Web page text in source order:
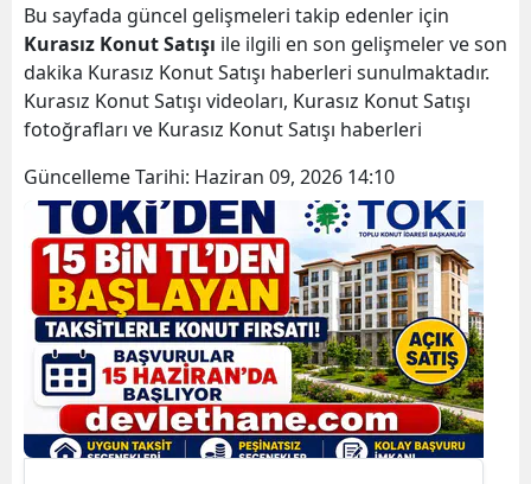
Bu sayfada güncel gelişmeleri takip edenler için
Kurasız Konut Satışı ile ilgili en son gelişmeler ve son
dakika Kurasız Konut Satışı haberleri sunulmaktadır.
Kurasız Konut Satışı videoları, Kurasız Konut Satışı
fotoğrafları ve Kurasız Konut Satışı haberleri
Güncelleme Tarihi: Haziran 09, 2026 14:10